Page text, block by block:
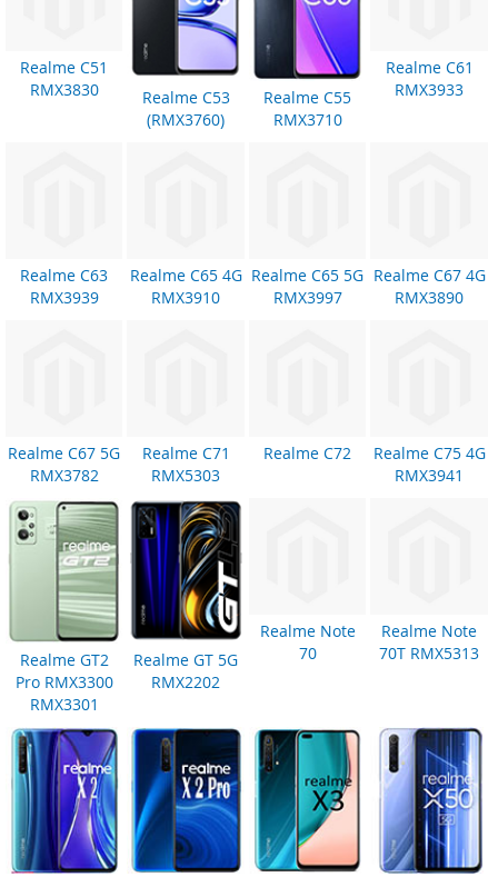
Realme C51
RMX3830
Realme C53
(RMX3760)
Realme C55
RMX3710
Realme C61
RMX3933
Realme C63
RMX3939
Realme C65 4G
RMX3910
Realme C65 5G
RMX3997
Realme C67 4G
RMX3890
Realme C67 5G
RMX3782
Realme C71
RMX5303
Realme C72
Realme C75 4G
RMX3941
Realme GT2
Pro RMX3300
RMX3301
Realme GT 5G
RMX2202
Realme Note
70
Realme Note
70T RMX5313